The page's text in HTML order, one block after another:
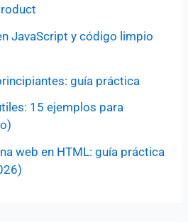
JavaScript y código limpio
guía práctica
15 ejemplos para
web en HTML: guía práctica